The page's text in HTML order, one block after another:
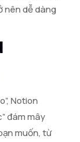
nên dễ dàng
Notion
đám mây
muốn, từ